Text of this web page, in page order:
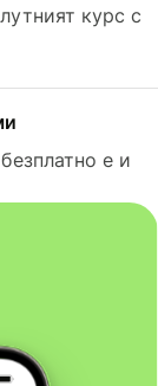
курс с
е и